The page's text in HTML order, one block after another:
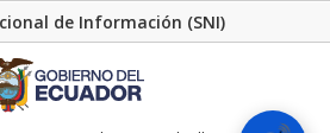
de Información (SNI)